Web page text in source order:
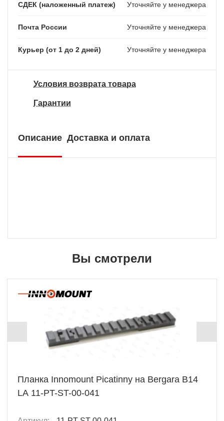
СДЕК (наложенный платеж) Уточняйте у менеджера
Почта России Уточняйте у менеджера
Курьер (от 1 до 2 дней) Уточняйте у менеджера
Условия возврата товара
Гарантии
Описание Доставка и оплата
Вы смотрели
Планка Innomount Picatinny на Bergara B14
LA 11-PT-ST-00-041